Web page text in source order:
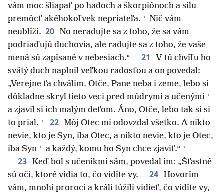
vám moc šliapať po hadoch a škorpiónoch a silu
premôcť akéhokoľvek nepriateľa. + Nič vám
neublíži. 20 No neradujte sa z toho, že sa vám
podriaďujú duchovia, ale radujte sa z toho, že vaše
mená sú zapísané v nebesiach.“ + 21
V tú chvíľu ho
svätý duch naplnil veľkou radosťou a on povedal:
„Verejne ťa chválim, Otče, Pane neba i zeme, lebo si
dôkladne skryl tieto veci pred múdrymi a učenými +
a zjavil si ich malým deťom. Áno, Otče, lebo tak si si
to prial. + 22 Môj Otec mi odovzdal všetko. A nikto
nevie, kto je Syn, iba Otec, a nikto nevie, kto je Otec,
iba Syn + a každý, komu ho Syn chce zjaviť.“ +
23 Keď bol s učeníkmi sám, povedal im: „Šťastné
sú oči, ktoré vidia to, čo vidíte vy. + 24 Hovorím
vám, mnohí proroci a králi túžili vidieť, čo vidíte vy,